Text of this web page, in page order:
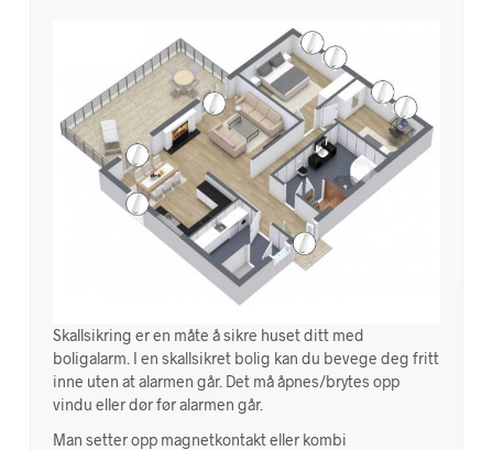
Skallsikring er en måte å sikre huset ditt med
boligalarm. I en skallsikret bolig kan du bevege deg fritt
inne uten at alarmen går. Det må åpnes/brytes opp
vindu eller dør før alarmen går.
Man setter opp magnetkontakt eller kombi